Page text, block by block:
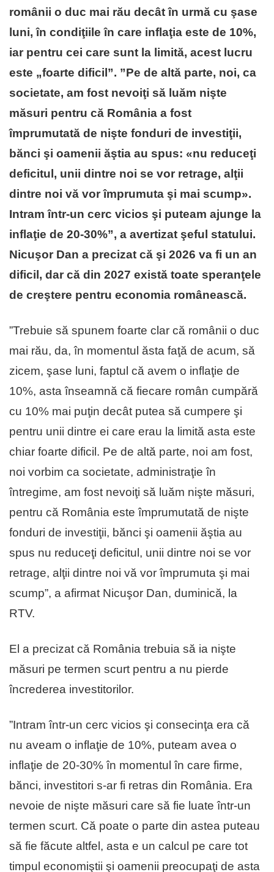
românii o duc mai rău decât în urmă cu şase
luni, în condiţiile în care inflaţia este de 10%,
iar pentru cei care sunt la limită, acest lucru
este „foarte dificil”. ”Pe de altă parte, noi, ca
societate, am fost nevoiţi să luăm nişte
măsuri pentru că România a fost
împrumutată de nişte fonduri de investiţii,
bănci şi oamenii ăştia au spus: «nu reduceţi
deficitul, unii dintre noi se vor retrage, alţii
dintre noi vă vor împrumuta şi mai scump».
Intram într-un cerc vicios şi puteam ajunge la
inflaţie de 20-30%”, a avertizat şeful statului.
Nicuşor Dan a precizat că şi 2026 va fi un an
dificil, dar că din 2027 există toate speranţele
de creştere pentru economia românească.
”Trebuie să spunem foarte clar că românii o duc
mai rău, da, în momentul ăsta faţă de acum, să
zicem, şase luni, faptul că avem o inflaţie de
10%, asta înseamnă că fiecare român cumpără
cu 10% mai puţin decât putea să cumpere şi
pentru unii dintre ei care erau la limită asta este
chiar foarte dificil. Pe de altă parte, noi am fost,
noi vorbim ca societate, administraţie în
întregime, am fost nevoiţi să luăm nişte măsuri,
pentru că România este împrumutată de nişte
fonduri de investiţii, bănci şi oamenii ăştia au
spus nu reduceţi deficitul, unii dintre noi se vor
retrage, alţii dintre noi vă vor împrumuta şi mai
scump”, a afirmat Nicuşor Dan, duminică, la
RTV.
El a precizat că România trebuia să ia nişte
măsuri pe termen scurt pentru a nu pierde
încrederea investitorilor.
”Intram într-un cerc vicios şi consecinţa era că
nu aveam o inflaţie de 10%, puteam avea o
inflaţie de 20-30% în momentul în care firme,
bănci, investitori s-ar fi retras din România. Era
nevoie de nişte măsuri care să fie luate într-un
termen scurt. Că poate o parte din astea puteau
să fie făcute altfel, asta e un calcul pe care tot
timpul economiştii şi oamenii preocupaţi de asta